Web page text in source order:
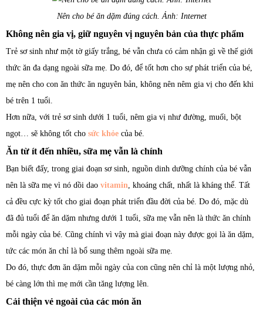
Nên cho bé ăn dặm đúng cách. Ảnh: Internet
Không nên gia vị, giữ nguyên vị nguyên bản của thực phẩm
Trẻ sơ sinh như một tờ giấy trắng, bé vẫn chưa có cảm nhận gì về thế giới
thức ăn đa dạng ngoài sữa mẹ. Do đó, để tốt hơn cho sự phát triển của bé,
mẹ nên cho con ăn thức ăn nguyên bản, không nên nêm gia vị cho đến khi
bé trên 1 tuổi.
Hơn nữa, với trẻ sơ sinh dưới 1 tuổi, nêm gia vị như đường, muối, bột
ngọt… sẽ không tốt cho sức khỏe của bé.
Ăn từ ít đến nhiều, sữa mẹ vẫn là chính
Bạn biết đấy, trong giai đoạn sơ sinh, nguồn dinh dưỡng chính của bé vẫn
nên là sữa mẹ vì nó dồi dao vitamin, khoáng chất, nhất là kháng thể. Tất
cả đều cực kỳ tốt cho giai đoạn phát triển đầu đời của bé. Do đó, mặc dù
đã đủ tuổi để ăn dặm nhưng dưới 1 tuổi, sữa mẹ vẫn nên là thức ăn chính
mỗi ngày của bé. Cũng chính vì vậy mà giai đoạn này được gọi là ăn dặm,
tức các món ăn chỉ là bổ sung thêm ngoài sữa mẹ.
Do đó, thực đơn ăn dặm mỗi ngày của con cũng nên chỉ là một lượng nhỏ,
bé càng lớn thì mẹ mới cần tăng lượng lên.
Cải thiện vẻ ngoài của các món ăn